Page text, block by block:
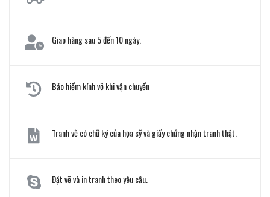
Giao hàng sau 5 đến 10 ngày.
Bảo hiểm kính vỡ khi vận chuyển
Tranh vẽ có chữ ký của họa sỹ và giấy chứng nhận tranh thật.
Đặt vẽ và in tranh theo yêu cầu.